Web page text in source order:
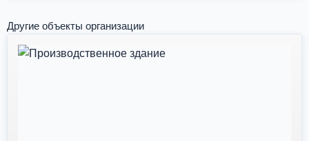
Другие объекты организации